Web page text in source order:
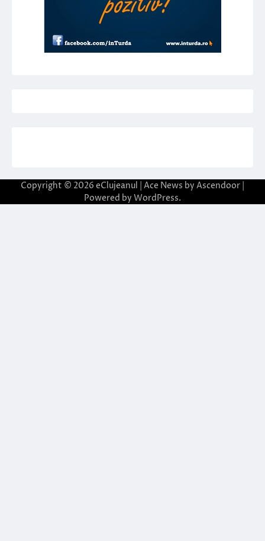
Copyright © 2026 eClujeanul | Ace News by Ascendoor
Powered by WordPress.